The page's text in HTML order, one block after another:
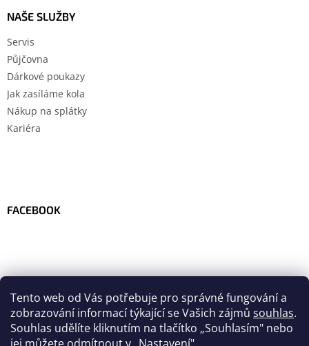
Tento web od Vás potřebuje pro správné fungování a
zobrazování informací týkající se Vašich zájmů souhlas.
Souhlas udělíte kliknutím na tlačítko „Souhlasím" nebo
NAŠE SLUŽBY
Servis
Půjčovna
Dárkové poukazy
Jak zasíláme kola
Nákup na splátky
Kariéra
FACEBOOK